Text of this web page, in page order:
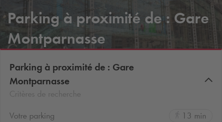
Parking à proximité de : Gare
Montparnasse
Parking à proximité de : Gare
Montparnasse
Votre parking
13 min